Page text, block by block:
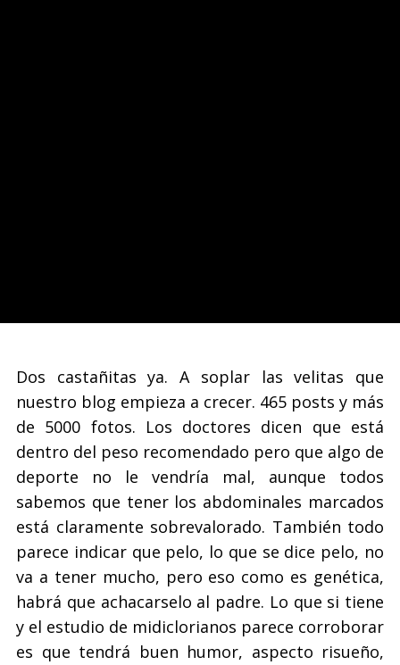
Dos castañitas ya. A soplar las velitas que
nuestro blog empieza a crecer. 465 posts y más
de 5000 fotos. Los doctores dicen que está
dentro del peso recomendado pero que algo de
deporte no le vendría mal, aunque todos
sabemos que tener los abdominales marcados
está claramente sobrevalorado. También todo
parece indicar que pelo, lo que se dice pelo, no
va a tener mucho, pero eso como es genética,
habrá que achacarselo al padre. Lo que si tiene
y el estudio de midiclorianos parece corroborar
es que tendrá buen humor, aspecto risueño,